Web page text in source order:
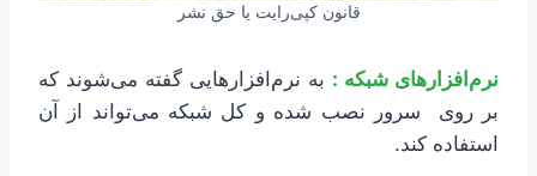
قانون کپی‌رایت یا حق نشر
نرم‌افزارهای شبکه : به نرم‌افزارهایی گفته می‌شوند که
بر روی سرور نصب شده و کل شبکه می‌تواند از آن
استفاده کند.